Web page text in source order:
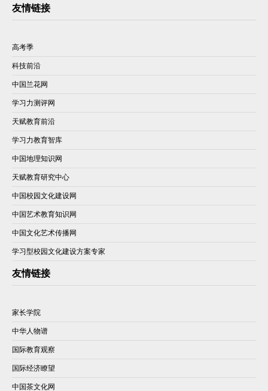
友情链接
高考季
科技前沿
中国兰花网
学习力测评网
天赋教育前沿
学习力教育智库
中国地理知识网
天赋教育研究中心
中国校园文化建设网
中国艺术教育知识网
中国文化艺术传播网
学习型校园文化建设方案专家
友情链接
家长学院
中华人物谱
国际教育观察
国际经济瞭望
中国茶文化网